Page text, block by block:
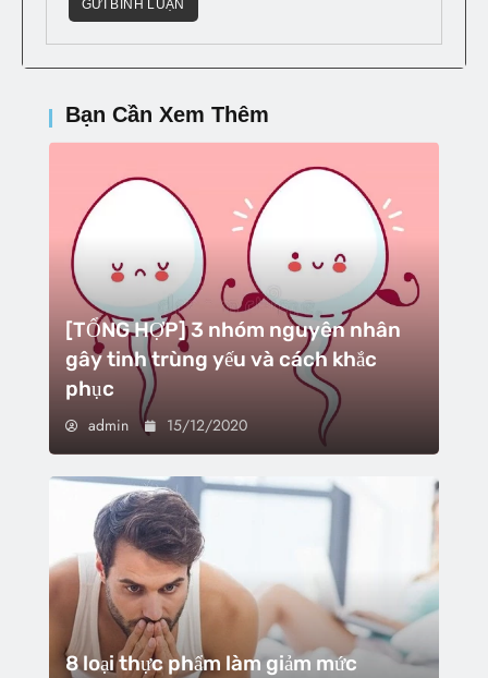
Bạn Cần Xem Thêm
[TỔNG HỢP] 3 nhóm nguyên nhân
gây tinh trùng yếu và cách khắc
phục
admin 15/12/2020
8 loại thực phẩm làm giảm mức